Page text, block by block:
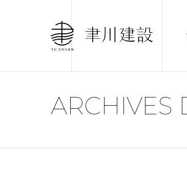
ARCHIVES